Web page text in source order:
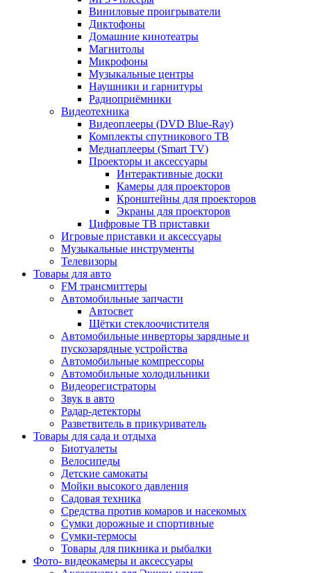
Виниловые проигрыватели
Диктофоны
Домашние кинотеатры
Магнитолы
Микрофоны
Музыкальные центры
Наушники и гарнитуры
Радиоприёмники
Видеотехника
Видеоплееры (DVD Blue-Ray)
Комплекты спутникового ТВ
Медиаплееры (Smart TV)
Проекторы и аксессуары
Интерактивные доски
Камеры для проекторов
Кронштейны для проекторов
Экраны для проекторов
Цифровые ТВ приставки
Игровые приставки и аксессуары
Музыкальные инструменты
Телевизоры
Товары для авто
FM трансмиттеры
Автомобильные запчасти
Автосвет
Щётки стеклоочистителя
Автомобильные инверторы зарядные и
пускозарядные устройства
Автомобильные компрессоры
Автомобильные холодильники
Видеорегистраторы
Звук в авто
Радар-детекторы
Разветвитель в прикуриватель
Товары для сада и отдыха
Биотуалеты
Велосипеды
Детские самокаты
Мойки высокого давления
Садовая техника
Средства против комаров и насекомых
Сумки дорожные и спортивные
Сумки-термосы
Товары для пикника и рыбалки
Фото- видеокамеры и аксессуары